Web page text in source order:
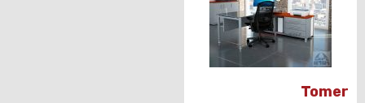
Tomer